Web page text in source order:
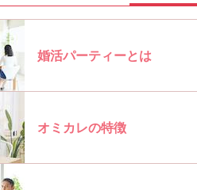
婚活パーティーとは
オミカレの特徴